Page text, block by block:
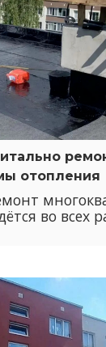
отопления
во всех